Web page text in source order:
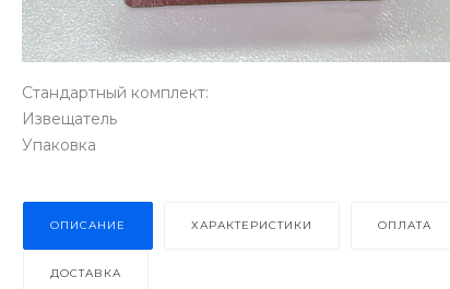
Стандартный комплект:
Извещатель
Упаковка
ОПИСАНИЕ ХАРАКТЕРИСТИКИ ОПЛАТА
ДОСТАВКА